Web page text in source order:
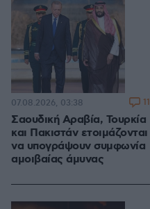
Σαουδική Αραβία, Τουρκία
και Πακιστάν ετοιμάζονται
να υπογράψουν συμφωνία
αμοιβαίας άμυνας
07.08.2026, 03:38 11